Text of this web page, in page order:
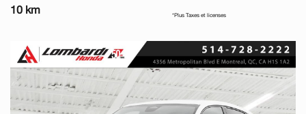
10 km
*Plus Taxes et licenses